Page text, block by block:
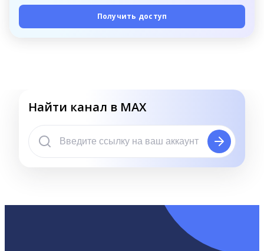
Получить доступ
Найти канал в MAX